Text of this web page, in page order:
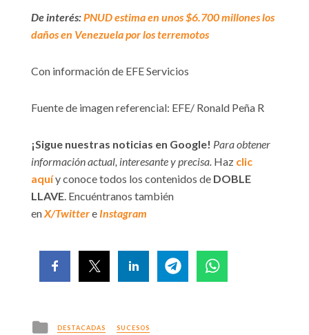
De interés: PNUD estima en unos $6.700 millones los
daños en Venezuela por los terremotos
Con información de EFE Servicios
Fuente de imagen referencial: EFE/ Ronald Peña R
¡Sigue nuestras noticias en Google! Para obtener
información actual, interesante y precisa. Haz clic
aquíy conoce todos los contenidos de DOBLE
LLAVE . Encuéntranos también
en X/Twittere Instagram
Posted
DESTACADAS SUCESOS